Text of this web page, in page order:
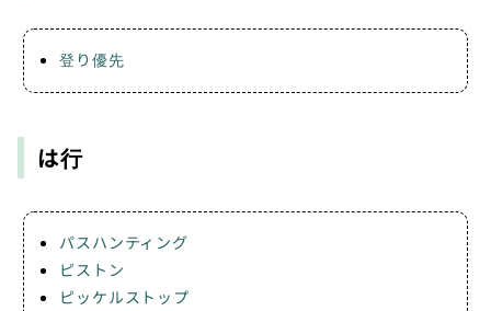
登り優先
は行
パスハンティング
ピストン
ピッケルストップ